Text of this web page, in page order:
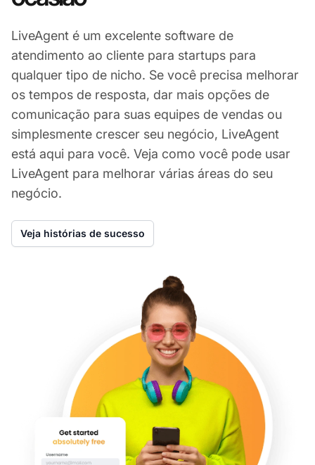
LiveAgent é um excelente software de
atendimento ao cliente para startups para
qualquer tipo de nicho. Se você precisa melhorar
os tempos de resposta, dar mais opções de
comunicação para suas equipes de vendas ou
simplesmente crescer seu negócio, LiveAgent
está aqui para você. Veja como você pode usar
LiveAgent para melhorar várias áreas do seu
negócio.
Veja histórias de sucesso